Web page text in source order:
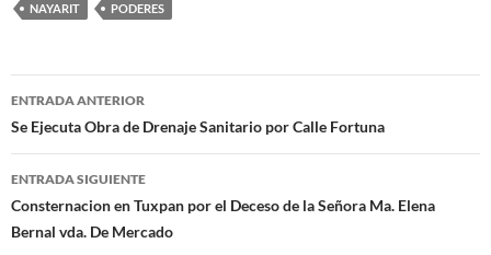
NAYARIT PODERES
Navegación
de
entradas
ENTRADA ANTERIOR
Se Ejecuta Obra de Drenaje Sanitario por Calle Fortuna
ENTRADA SIGUIENTE
Consternacion en Tuxpan por el Deceso de la Señora Ma. Elena
Bernal vda. De Mercado